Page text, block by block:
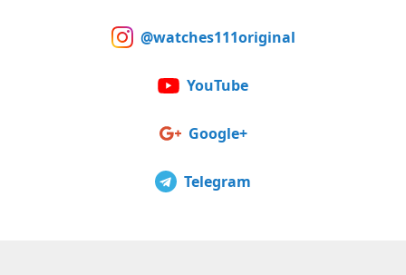
@watches111original
YouTube
Google+
Telegram